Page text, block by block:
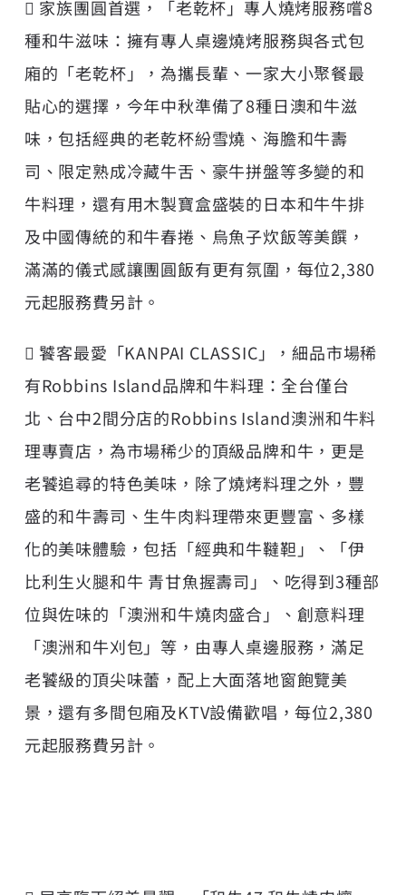
 家族團圓首選，「老乾杯」專人燒烤服務嚐8
種和牛滋味：擁有專人桌邊燒烤服務與各式包
廂的「老乾杯」，為攜長輩、一家大小聚餐最
貼心的選擇，今年中秋準備了8種日澳和牛滋
味，包括經典的老乾杯紛雪燒、海膽和牛壽
司、限定熟成冷藏牛舌、豪牛拼盤等多變的和
牛料理，還有用木製寶盒盛裝的日本和牛牛排
及中國傳統的和牛春捲、烏魚子炊飯等美饌，
滿滿的儀式感讓團圓飯有更有氛圍，每位2,380
元起服務費另計。
 饕客最愛「KANPAI CLASSIC」，細品市場稀
有Robbins Island品牌和牛料理：全台僅台
北、台中2間分店的Robbins Island澳洲和牛料
理專賣店，為市場稀少的頂級品牌和牛，更是
老饕追尋的特色美味，除了燒烤料理之外，豐
盛的和牛壽司、生牛肉料理帶來更豐富、多樣
化的美味體驗，包括「經典和牛韃靼」、「伊
比利生火腿和牛 青甘魚握壽司」、吃得到3種部
位與佐味的「澳洲和牛燒肉盛合」、創意料理
「澳洲和牛刈包」等，由專人桌邊服務，滿足
老饕級的頂尖味蕾，配上大面落地窗飽覽美
景，還有多間包廂及KTV設備歡唱，每位2,380
元起服務費另計。